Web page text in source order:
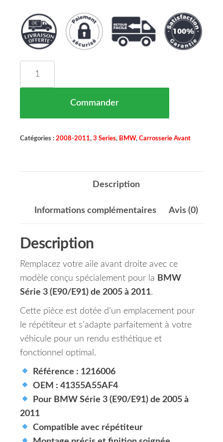
Commander
Catégories : 2008-2011, 3 Series, BMW, Carrosserie Avant
Description
Informations complémentaires Avis (0)
Description
Remplacez votre aile avant droite avec ce
modèle conçu spécialement pour la BMW
Série 3 (E90/E91) de 2005 à 2011.
Cette pièce est dotée d’un emplacement pour
le répétiteur et s’adapte parfaitement à votre
véhicule pour un rendu esthétique et
fonctionnel optimal.
Référence : 1216006
OEM : 41355A55AF4
Pour BMW Série 3 (E90/E91) de 2005 à
2011
Compatible avec répétiteur